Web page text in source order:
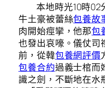
本地時光10時
牛土豪被蕾絲包養故
肉開始痙攣，他那包
也發出哀嚎。儀仗司
前，從韓包養網評價
包養合約過義士棺而
識之劍，不斷地在水